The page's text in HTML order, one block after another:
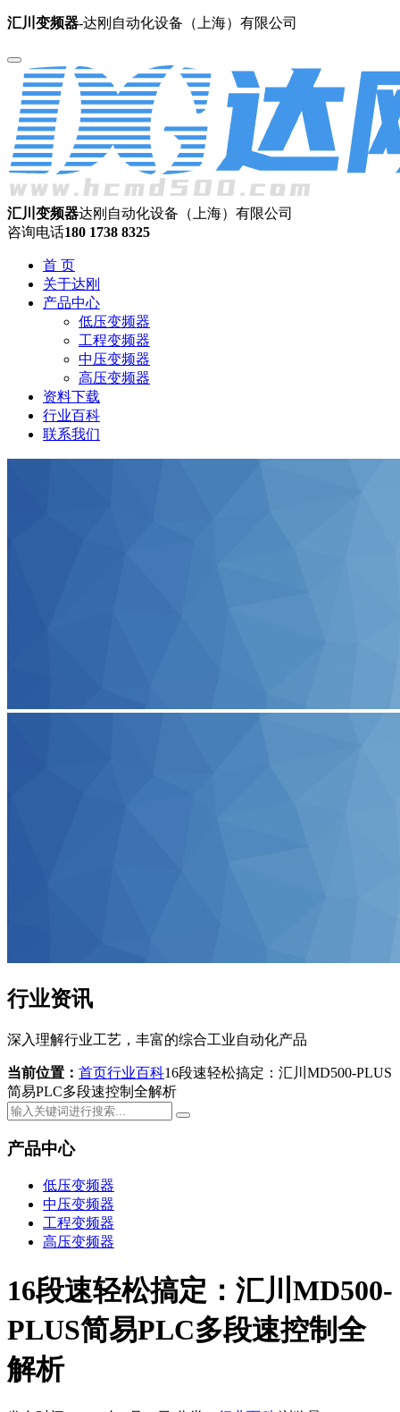
汇川变频器-达刚自动化设备（上海）有限公司
汇川变频器达刚自动化设备（上海）有限公司
咨询电话180 1738 8325
首 页
关于达刚
产品中心
低压变频器
工程变频器
中压变频器
高压变频器
资料下载
行业百科
联系我们
行业资讯
深入理解行业工艺，丰富的综合工业自动化产品
当前位置： 首页行业百科16段速轻松搞定：汇川MD500-PLUS
简易PLC多段速控制全解析
产品中心
低压变频器
中压变频器
工程变频器
高压变频器
16段速轻松搞定：汇川MD500-
PLUS简易PLC多段速控制全
解析